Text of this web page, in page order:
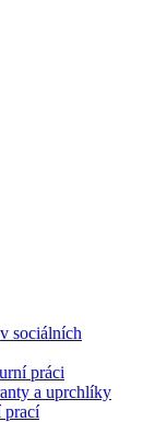
sociálních
práci
a uprchlíky
prací